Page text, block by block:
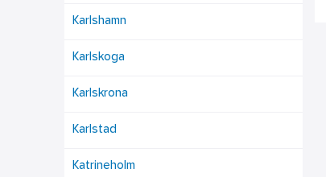
Karlshamn
Karlskoga
Karlskrona
Karlstad
Katrineholm